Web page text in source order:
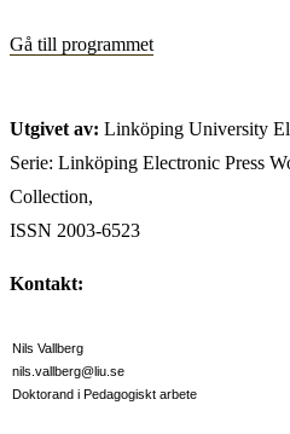
Gå till programmet
Utgivet av: Linköping University
Serie: Linköping Electronic Press
Collection,
ISSN 2003-6523
Kontakt:
Nils Vallberg
nils.vallberg@liu.se
Doktorand i Pedagogiskt arbete